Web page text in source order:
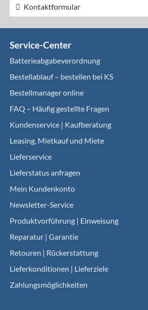
Kontaktformular
Service-Center
Batterieabgabeverordnung
Bestellablauf – bestellen bei KS
Bestellmanager online
FAQ – Häufig gestellte Fragen
Kundenservice | Kaufberatung
Leasing, Mietkauf und Miete
Lieferservice
Lieferstatus anfragen
Mein Kundenkonto
Newsletter-Service
Produktvorführung | Einweisung
Reparatur | Garantie
Retouren | Rückerstattung
Lieferkonditionen | Lieferziele
Zahlungsmöglichkeiten